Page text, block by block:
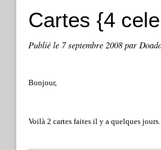
Cartes {4
Publié le 7 septembre 2008 par
Bonjour,
Voilà 2 cartes faites il y a quelques